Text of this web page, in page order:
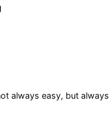
always easy, but always